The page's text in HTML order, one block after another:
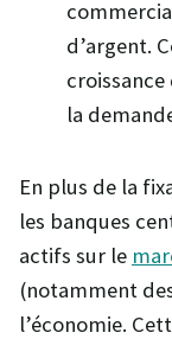
d’argent.
la
En plus de la
les banques
actifs sur le
(notamment
l’économie.